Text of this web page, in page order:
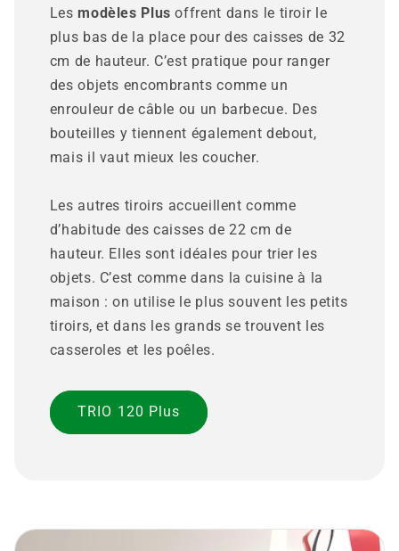
Les modèles Plus offrent dans le tiroir le
plus bas de la place pour des caisses de 32
cm de hauteur. C’est pratique pour ranger
des objets encombrants comme un
enrouleur de câble ou un barbecue. Des
bouteilles y tiennent également debout,
mais il vaut mieux les coucher.
Les autres tiroirs accueillent comme
d’habitude des caisses de 22 cm de
hauteur. Elles sont idéales pour trier les
objets. C’est comme dans la cuisine à la
maison : on utilise le plus souvent les petits
tiroirs, et dans les grands se trouvent les
casseroles et les poêles.
TRIO 120 Plus